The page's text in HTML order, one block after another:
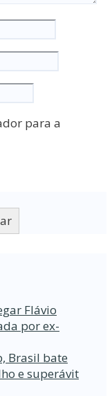
para a
Flávio
por ex-
Brasil bate
e superávit